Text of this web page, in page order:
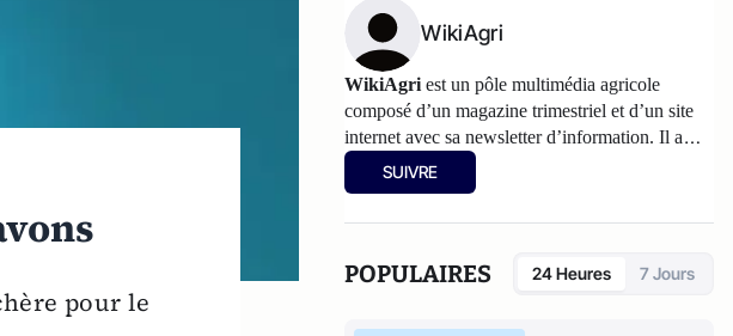
pour le
WikiAgri
WikiAgri est un pôle multimédia agricole
composé d’un magazine trimestriel et d’unsite
internet avec sa newsletter d’information. Il a
pour philosophie de partager, avec les
agriculteurs, les informations et les réflexions sur
informations plus spécialisées figurent sur
SUIVRE
POPULAIRES 24 Heures 7 Jours